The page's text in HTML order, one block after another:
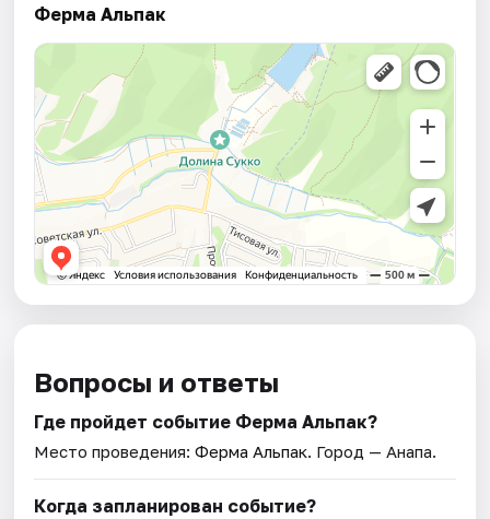
Ферма Альпак
Вопросы и ответы
Где пройдет событие Ферма Альпак?
Место проведения:Ферма Альпак. Город — Анапа.
Когда запланирован событие?